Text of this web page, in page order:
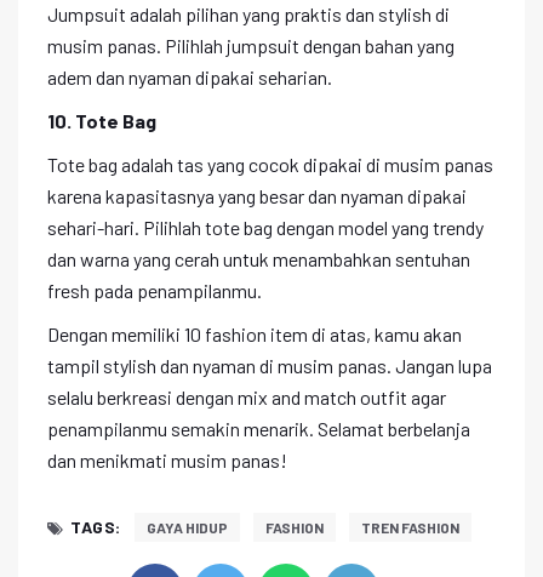
Jumpsuit adalah pilihan yang praktis dan stylish di
musim panas. Pilihlah jumpsuit dengan bahan yang
adem dan nyaman dipakai seharian.
10. Tote Bag
Tote bag adalah tas yang cocok dipakai di musim panas
karena kapasitasnya yang besar dan nyaman dipakai
sehari-hari. Pilihlah tote bag dengan model yang trendy
dan warna yang cerah untuk menambahkan sentuhan
fresh pada penampilanmu.
Dengan memiliki 10 fashion item di atas, kamu akan
tampil stylish dan nyaman di musim panas. Jangan lupa
selalu berkreasi dengan mix and match outfit agar
penampilanmu semakin menarik. Selamat berbelanja
dan menikmati musim panas!
TAGS: GAYA HIDUP FASHION TREN FASHION